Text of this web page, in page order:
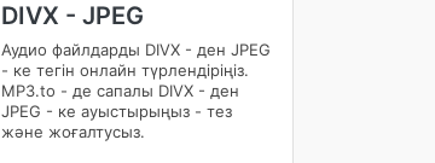
DIVX - JPEG
Аудио файлдарды DIVX - ден JPEG
- ке тегін онлайн түрлендіріңіз.
MP3.to - де сапалы DIVX - ден
JPEG - ке ауыстырыңыз - тез
және жоғалтусыз.